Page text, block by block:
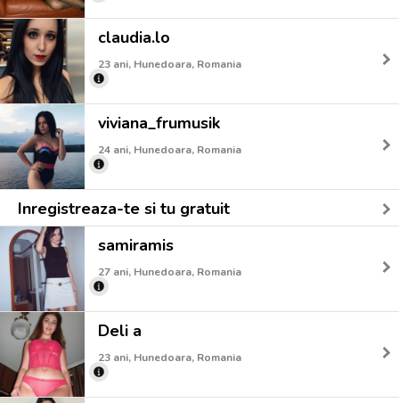
claudia.lo
23 ani, Hunedoara, Romania
viviana_frumusik
24 ani, Hunedoara, Romania
Inregistreaza-te si tu gratuit
samiramis
27 ani, Hunedoara, Romania
Deli a
23 ani, Hunedoara, Romania